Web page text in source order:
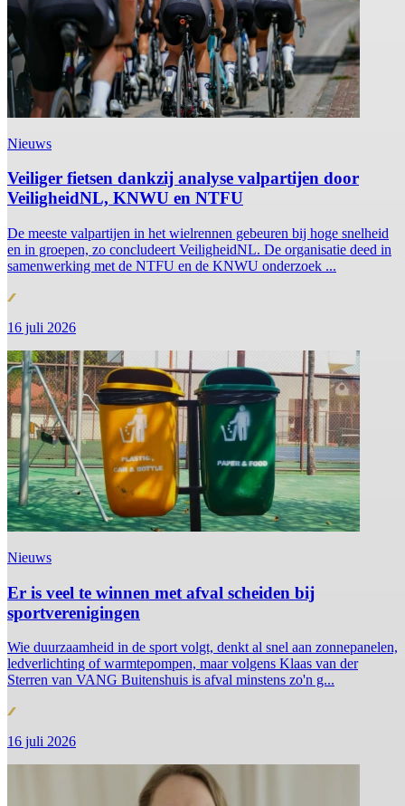
Nieuws
Veiliger fietsen dankzij analyse valpartijen door
VeiligheidNL, KNWU en NTFU
De meeste valpartijen in het wielrennen gebeuren bij hoge snelheid
en in groepen, zo concludeert VeiligheidNL. De organisatie deed in
samenwerking met de NTFU en de KNWU onderzoek ...
16 juli 2026
Nieuws
Er is veel te winnen met afval scheiden bij
sportverenigingen
Wie duurzaamheid in de sport volgt, denkt al snel aan zonnepanelen,
ledverlichting of warmtepompen, maar volgens Klaas van der
Sterren van VANG Buitenshuis is afval minstens zo'n g...
16 juli 2026